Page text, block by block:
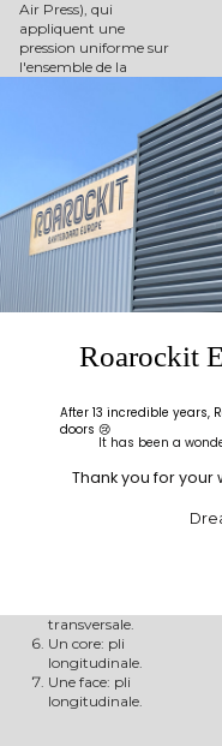
Air Press), qui
appliquent une
pression uniforme sur
l'ensemble de la
plusieurs couches de
1/16" de placage, vous
allez pouvoir créer des
courbes radicales, qui
vont ajouter de la
rigidité à votre planche.
L'assemblage
classique d'un sept
longitudinale.
Un core: pli
longitudinale.
Un crossband: pli
transversale.
transversale.
Un core: pli
longitudinale.
Une face: pli
longitudinale.
Roarockit
After 13 incredible years,
doors 😢
Thank you for
It has been a